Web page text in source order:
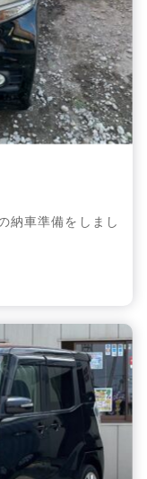
納車準備をしまし